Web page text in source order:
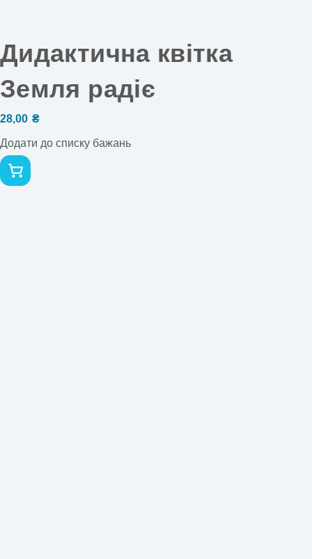
Дидактична квітка
Земля радіє
28,00 ₴
Додати до списку бажань